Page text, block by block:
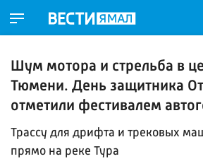
Шум мотора и стрельба в
Тюмени. День защитника
отметили фестивалем
Трассу для дрифта и трековых
прямо на реке Тура